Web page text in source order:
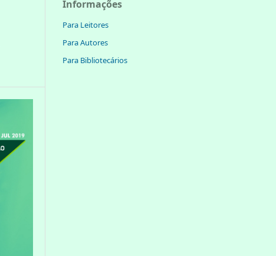
Informações
Para Leitores
Para Autores
Para Bibliotecários